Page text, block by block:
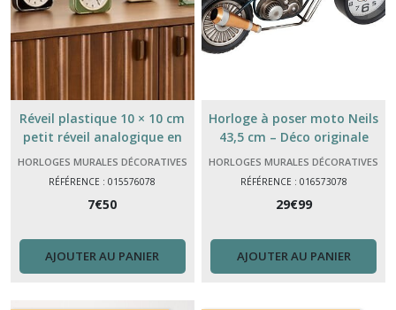
Réveil plastique 10 × 10 cm
petit réveil analogique en
kaki, noir ou beige
HORLOGES MURALES DÉCORATIVES
ET DESIGN RÉVEIL
RÉFÉRENCE : 015576078
7€50
AJOUTER AU PANIER
Horloge à poser moto Neils
43,5 cm – Déco originale
métal
HORLOGES MURALES DÉCORATIVES
ET DESIGN RÉVEIL
RÉFÉRENCE : 016573078
29€99
AJOUTER AU PANIER